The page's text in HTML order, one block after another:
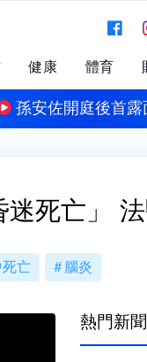
健康 體育
公
見‧天下文化創辦
死亡」
亡 腦炎
熱門新聞